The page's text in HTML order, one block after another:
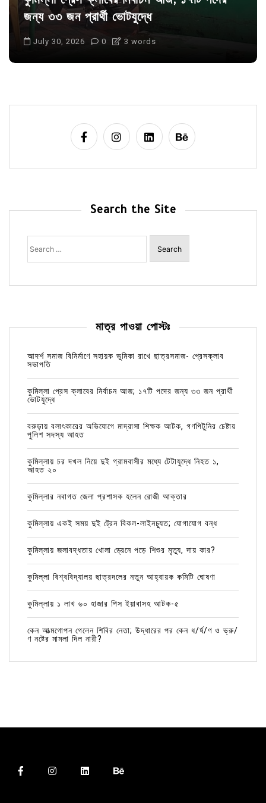
ছাত্রসমাজ- প্রেসক্লাব সভাপতি
August 6, 2026 0
Search the Site
Search
for:
মাত্র পাওয়া পোস্টঃ
আদর্শ সমাজ বিনির্মাণে সহায়ক ভুমিকা রাখে ছাত্রসমাজ- প্রেসক্লাব
সভাপতি
কুমিল্লা প্রেস ক্লাবের নির্বাচন আজ; ১৭টি পদের জন্য ৩৩ জন প্রার্থী
ভোটযুদ্ধে
বরুড়ায় বলাৎকারের অভিযোগে মাদ্রাসা শিক্ষক আটক, গণপিটুনির চেষ্টায়
পুলিশ সদস্য আহত
কুমিল্লায় চর দখল নিয়ে দুই গ্রামবাসীর মধ্যে টেটাযুদ্ধে নিহত ১,
আহত ২০
কুমিল্লার নবাগত জেলা প্রশাসক হলেন রোজী আক্তার
কুমিল্লায় একই সময় দুই ট্রেন বিকল-লাইনচ্যুত; যোগাযোগ বন্ধ
কুমিল্লায় জলাবদ্ধতায় খোলা ড্রেনে পড়ে শিশুর মৃত্যু, দায় কার?
কুমিল্লা বিশ্ববিদ্যালয় ছাত্রদলের নতুন আহ্বায়ক কমিটি ঘোষণা
কুমিল্লায় ১ লাখ ৬০ হাজার পিস ইয়াবাসহ আটক-৫
কেন আত্মগোপন গেলেন শিবির নেতা; উদ্ধারের পর কেন ধ/র্ষ/ণ ও ভ্রু/
ণ নষ্টের মামলা দিল নারী?